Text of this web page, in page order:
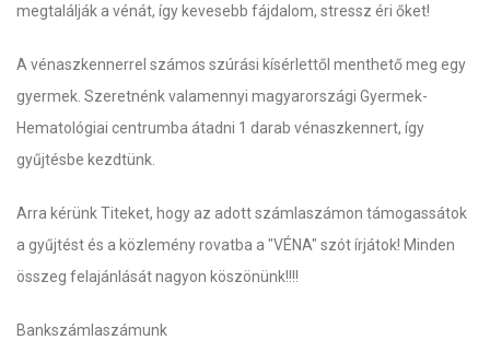
megtalálják a vénát, így kevesebb fájdalom, stressz éri őket!
A vénaszkennerrel számos szúrási kísérlettől menthető meg egy
gyermek. Szeretnénk valamennyi magyarországi Gyermek-
Hematológiai centrumba átadni 1 darab vénaszkennert, így
gyűjtésbe kezdtünk.
Arra kérünk Titeket, hogy az adott számlaszámon támogassátok
a gyűjtést és a közlemény rovatba a "VÉNA" szót írjátok! Minden
összeg felajánlását nagyon köszönünk!!!!
Bankszámlaszámunk